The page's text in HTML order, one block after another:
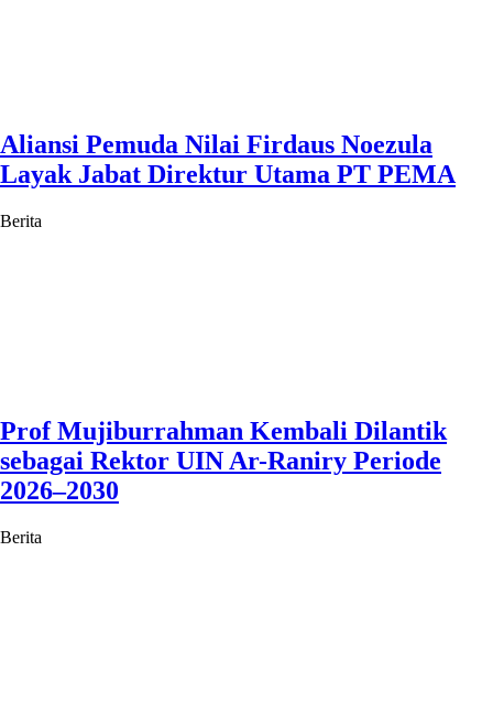
Aliansi Pemuda Nilai Firdaus Noezula
Layak Jabat Direktur Utama PT PEMA
Berita
Prof Mujiburrahman Kembali Dilantik
sebagai Rektor UIN Ar-Raniry Periode
2026–2030
Berita